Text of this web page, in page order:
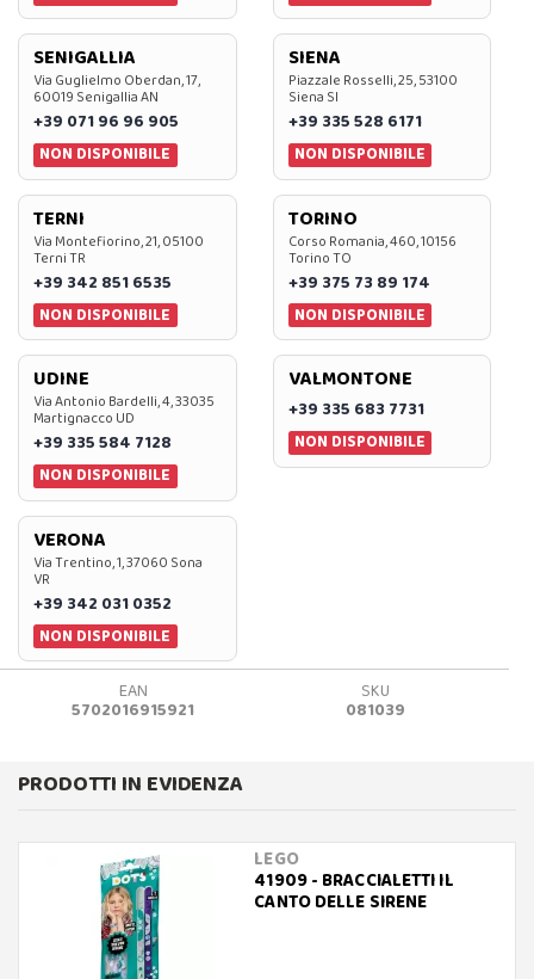
SENIGALLIA
Via Guglielmo Oberdan, 17,
60019 Senigallia AN
+39 071 96 96 905
NON DISPONIBILE
SIENA
Piazzale Rosselli, 25, 53100
Siena SI
+39 335 528 6171
NON DISPONIBILE
TERNI
Via Montefiorino, 21, 05100
Terni TR
+39 342 851 6535
NON DISPONIBILE
TORINO
Corso Romania, 460, 10156
Torino TO
+39 375 73 89 174
NON DISPONIBILE
UDINE
Via Antonio Bardelli, 4, 33035
Martignacco UD
+39 335 584 7128
NON DISPONIBILE
VALMONTONE
+39 335 683 7731
NON DISPONIBILE
VERONA
Via Trentino, 1, 37060 Sona
VR
+39 342 031 0352
NON DISPONIBILE
EAN
5702016915921
SKU
081039
PRODOTTI IN EVIDENZA
LEGO
41909 - BRACCIALETTI IL
CANTO DELLE SIRENE